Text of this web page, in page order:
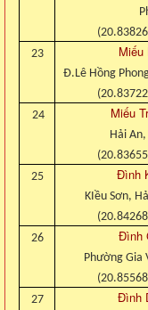
23 Miếu
Đ.Lê Hồng
24 Miếu
Hải
25 Đình
KIều Sơn,
26 Đình
Phường Gia
27 Đình